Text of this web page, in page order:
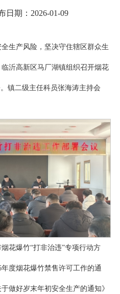
期：2026-01-09
生产风险，坚决守住辖区群众生
沂高新区马厂湖镇组织召开烟花
镇二级主任科员张海涛主持会
花爆竹“打非治违”专项行动方
度烟花爆竹禁售许可工作的通
做好岁末年初安全生产的通知》